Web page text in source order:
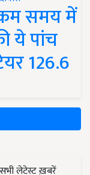
समय में
ये पांच
126.6
लेटेस्ट ख़बरें